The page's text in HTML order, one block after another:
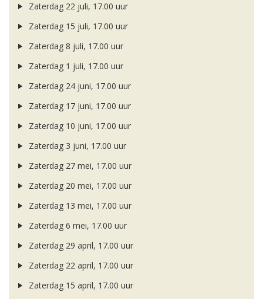
Zaterdag 22 juli, 17.00 uur
Zaterdag 15 juli, 17.00 uur
Zaterdag 8 juli, 17.00 uur
Zaterdag 1 juli, 17.00 uur
Zaterdag 24 juni, 17.00 uur
Zaterdag 17 juni, 17.00 uur
Zaterdag 10 juni, 17.00 uur
Zaterdag 3 juni, 17.00 uur
Zaterdag 27 mei, 17.00 uur
Zaterdag 20 mei, 17.00 uur
Zaterdag 13 mei, 17.00 uur
Zaterdag 6 mei, 17.00 uur
Zaterdag 29 april, 17.00 uur
Zaterdag 22 april, 17.00 uur
Zaterdag 15 april, 17.00 uur